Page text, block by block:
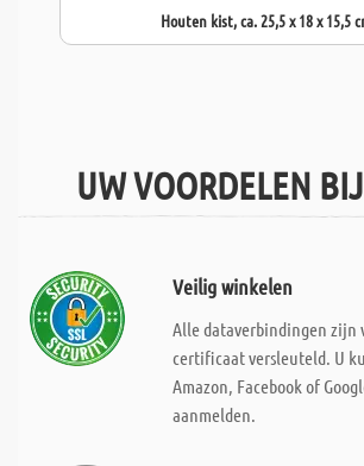
Houten kist, ca. 25,5 x 18 x 15,5
UW VOORDELEN
Veilig winkelen
Alle dataverbindingen zijn
certificaat versleuteld. U
Amazon, Facebook of
aanmelden.